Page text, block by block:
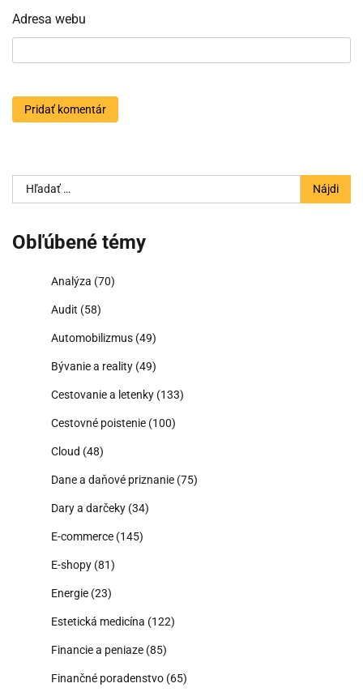
Adresa webu
Hľadať:
Obľúbené témy
Analýza (70)
Audit (58)
Automobilizmus (49)
Bývanie a reality (49)
Cestovanie a letenky (133)
Cestovné poistenie (100)
Cloud (48)
Dane a daňové priznanie (75)
Dary a darčeky (34)
E-commerce (145)
E-shopy (81)
Energie (23)
Estetická medicína (122)
Financie a peniaze (85)
Finančné poradenstvo (65)